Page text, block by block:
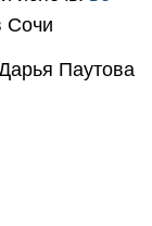
Сочи
Паутова